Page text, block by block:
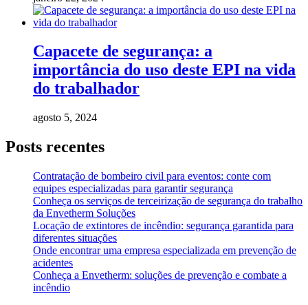
Capacete de segurança: a
importância do uso deste EPI na vida
do trabalhador
agosto 5, 2024
Posts recentes
Contratação de bombeiro civil para eventos: conte com
equipes especializadas para garantir segurança
Conheça os serviços de terceirização de segurança do trabalho
da Envetherm Soluções
Locação de extintores de incêndio: segurança garantida para
diferentes situações
Onde encontrar uma empresa especializada em prevenção de
acidentes
Conheça a Envetherm: soluções de prevenção e combate a
incêndio